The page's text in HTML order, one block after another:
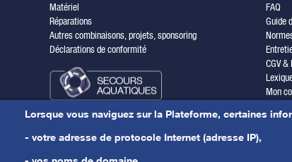
Lorsque vous naviguez sur la Plateforme, certaines
- votre adresse de protocole Internet (adresse IP),
Matériel
Réparations
Autres combinaisons, projets, sponsoring
Déclarations de conformité
FAQ
Guide
CGV
Mon